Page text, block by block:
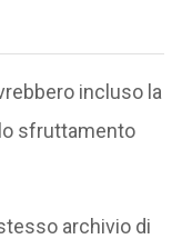
incluso la
sfruttamento
archivio di